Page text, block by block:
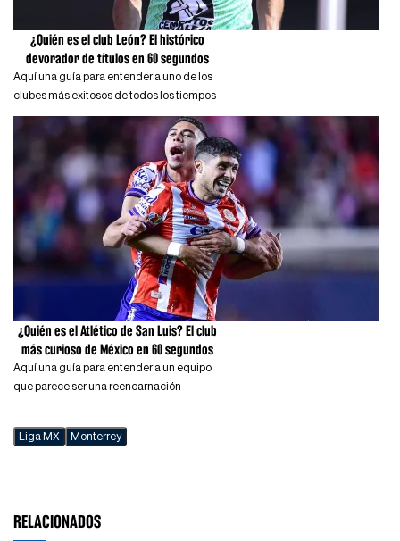
¿Quién es el club León? El histórico
devorador de títulos en 60 segundos
Aquí una guía para entender a uno de los
clubes más exitosos de todos los tiempos
¿Quién es el Atlético de San Luis? El club
más curioso de México en 60 segundos
Aquí una guía para entender a un equipo
que parece ser una reencarnación
Liga MX Monterrey
RELACIONADOS